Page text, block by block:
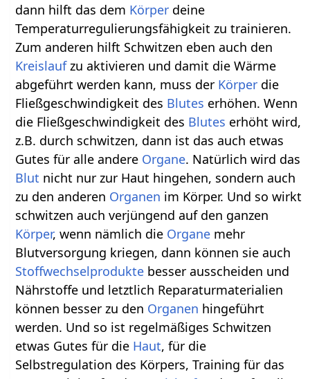
dann hilft das dem Körper deine
Temperaturregulierungsfähigkeit zu trainieren.
Zum anderen hilft Schwitzen eben auch den
Kreislaufzu aktivieren und damit die Wärme
abgeführt werden kann, muss der Körper die
Fließgeschwindigkeit des Blutes erhöhen. Wenn
die Fließgeschwindigkeit des Blutes erhöht wird,
z.B. durch schwitzen, dann ist das auch etwas
Gutes für alle andere Organe. Natürlich wird das
Blut nicht nur zur Haut hingehen, sondern auch
zu den anderen Organen im Körper. Und so wirkt
schwitzen auch verjüngend auf den ganzen
Körper, wenn nämlich die Organe mehr
Blutversorgung kriegen, dann können sie auch
Stoffwechselprodukte besser ausscheiden und
Nährstoffe und letztlich Reparaturmaterialien
können besser zu den Organen hingeführt
werden. Und so ist regelmäßiges Schwitzen
etwas Gutes für die Haut, für die
Selbstregulation des Körpers, Training für das